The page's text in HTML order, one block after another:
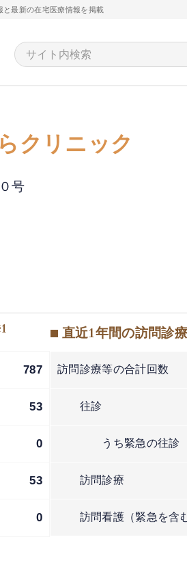
最新の在宅医療情報を掲載
クリニック
号
787
53
0
53
0
■ 直近1年間の訪問診
訪問診療等の合計回数
往診
うち緊急の往診
訪問診療
訪問看護（緊急を含む